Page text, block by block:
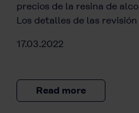
precios de la resina de
Los detalles de las
17.03.2022
Read more